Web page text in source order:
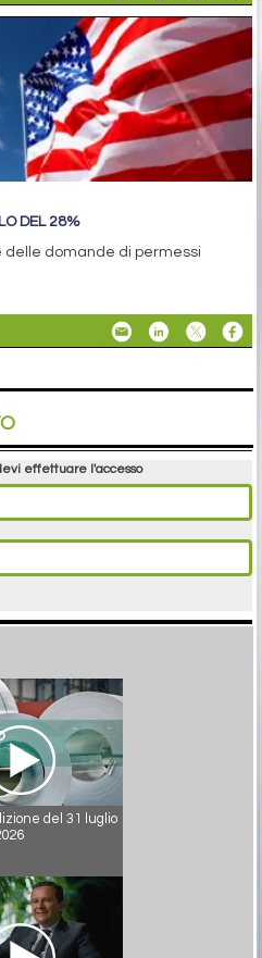
DEL 28%
delle domande di permessi
effettuare l'accesso
del 31 luglio